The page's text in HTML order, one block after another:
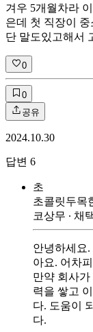
겨우 5개월차라
은데 첫 직장이
단 말도있고해서
0
0
공유
2024.10.30
답변 6
초
초콜릿두목
코상무 ∙ 채
안녕하세요
아요. 어차
만약 회사
력을 쌓고
다. 도움이
다.